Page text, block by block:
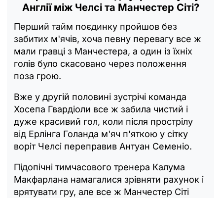
Англії між Челсі та Манчестер Сіті?
Перший тайм поєдинку пройшов без
забитих м'ячів, хоча певну перевагу все ж
мали гравці з Манчестера, а один із їхніх
голів було скасовано через положення
поза грою.
Вже у другій половині зустрічі команда
Хосепа Гвардіоли все ж забила чистий і
дуже красивий гол, коли після прострілу
від Ерлінга Голанда м'яч п'яткою у сітку
воріт Челсі переправив Антуан Семеніо.
Підопічні тимчасового тренера Калума
Макфарлана намагалися зрівняти рахунок і
врятувати гру, але все ж Манчестер Сіті